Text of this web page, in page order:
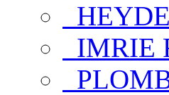
HEYDE
IMRIE